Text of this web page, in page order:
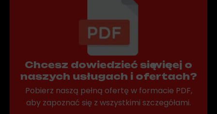
Chcesz dowiedzieć się więcej o
naszych usługach i ofertach?
Pobierz naszą pełną ofertę w formacie PDF,
aby zapoznać się z wszystkimi szczegółami.